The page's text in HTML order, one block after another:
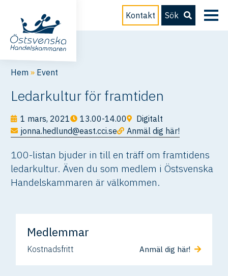
Kontakt Sök
Hem » Event
Ledarkultur för framtiden
1 mars, 2021 13.00-14.00
Digitalt
jonna.hedlund@east.cci.se
Anmäl dig här!
100-listan bjuder in till en träff om framtidens
ledarkultur. Även du som medlem i Östsvenska
Handelskammaren är välkommen.
Medlemmar
Kostnadsfritt Anmäl dig här!